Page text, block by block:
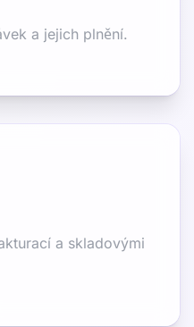
a jejich plnění.
a skladovými